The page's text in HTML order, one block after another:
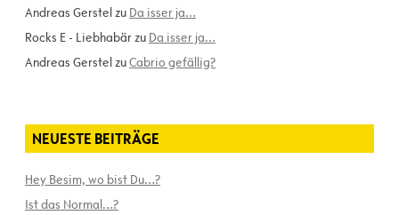
Andreas Gerstelzu Da isser ja…
Rocks E - Liebhabärzu Da isser ja…
Andreas GerstelzuCabrio gefällig?
NEUESTE BEITRÄGE
Hey Besim, wo bist Du…?
Ist das Normal…?